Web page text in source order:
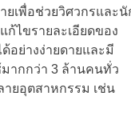
ยเพื่อช่วยวิศวกรและนั
ก้ไขรายละเอียดของ
อย่างง่ายดายและมี
ากกว่า 3 ล้านคนทั่ว
ายอุตสาหกรรม เช่น